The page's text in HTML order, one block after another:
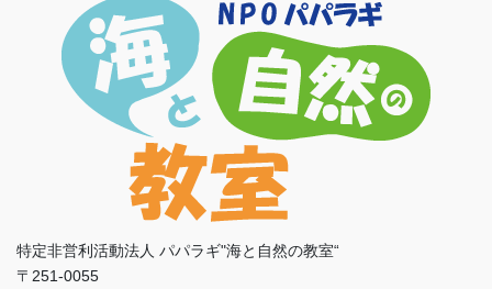
特定非営利活動法人 パパラギ"海と自然の教室“
〒251-0055